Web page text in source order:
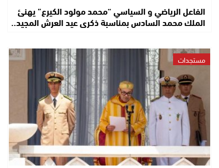
الفاعل الرياضي و السياسي “محمد مولود الكيرع” يهنئ
الملك محمد السادس بمناسبة ذكرى عيد العرش المجيد..
مستجدات